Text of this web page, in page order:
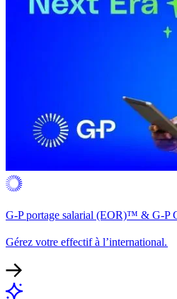
G-P portage salarial (EOR)™ & G-P
Gérez votre effectif à l’international.​​